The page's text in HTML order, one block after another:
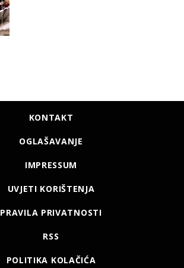
KONTAKT
OGLAŠAVANJE
IMPRESSUM
UVJETI KORIŠTENJA
PRAVILA PRIVATNOSTI
RSS
POLITIKA KOLAČIĆA